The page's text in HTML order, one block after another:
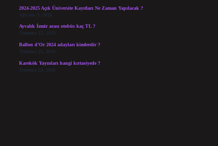
2024-2025 Açık Üniversite Kayıtları Ne Zaman Yapılacak ?
Ağustos 3, 2026
Ayvalık İzmir arası otobüs kaç TL ?
Temmuz 27, 2026
Ballon d’Or 2024 adayları kimlerdir ?
Temmuz 25, 2026
Karekök Yayınları hangi kırtasiyede ?
Temmuz 24, 2026